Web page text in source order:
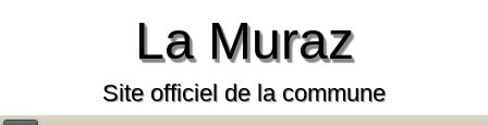
La Muraz
Site officiel de la commune